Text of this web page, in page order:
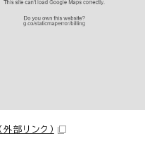
（外部リンク）